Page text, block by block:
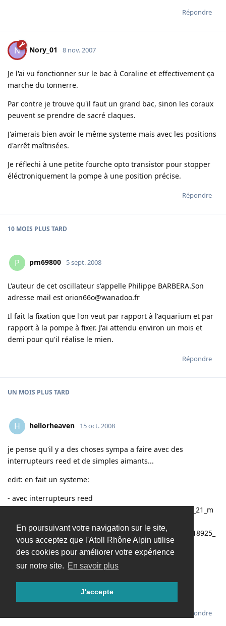
En poursuivant votre navigation sur le site,
vous acceptez que l'Atoll Rhône Alpin utilise
des cookies pour améliorer votre expérience
sur notre site. En savoir plus
J'accepte
Répondre
N Nory_01 8 nov. 2007
Je l'ai vu fonctionner sur le bac à Coraline et effectivement ça
marche du tonnerre.
Par contre je trouve qu'il faut un grand bac, sinon les coraux
peuvent se prendre de sacré claques.
J'aimerais bien avoir le même systeme mais avec les positions
d'arrêt maîtrisées.
Je réflechi à une petite fourche opto transistor pour stopper
éléctroniquement la pompe à une position précise.
Répondre
10 MOIS PLUS TARD
P pm69800 5 sept. 2008
L'auteur de cet oscillateur s'appelle Philippe BARBERA.Son
adresse mail est orion66o@wanadoo.fr
Il fait la fixation que l'on veut par rapport à l'aquarium et par
rapport à la pompe à fixer. J'ai attendu environ un mois et
demi pour qu'il réalise le mien.
Répondre
UN MOIS PLUS TARD
H hellorheaven 15 oct. 2008
je pense qu'il y a des choses sympa a faire avec des
interrupteurs reed et de simples aimants...
edit: en fait un systeme:
- avec interrupteurs reed
http://www.conrad.fr/interrupteur_reed_haute_tension_21_m
http://www.conrad.fr/relais_inverseur_pour_moteur_p_18925_
19027_218794- et aimants pour faire commuter les
interrupteur reed
Répondre